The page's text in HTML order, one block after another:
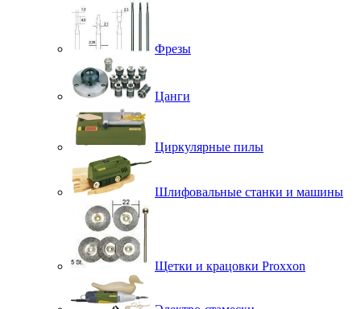
Фрезы
Цанги
Циркулярные пилы
Шлифовальные станки и машины
Щетки и крацовки Proxxon